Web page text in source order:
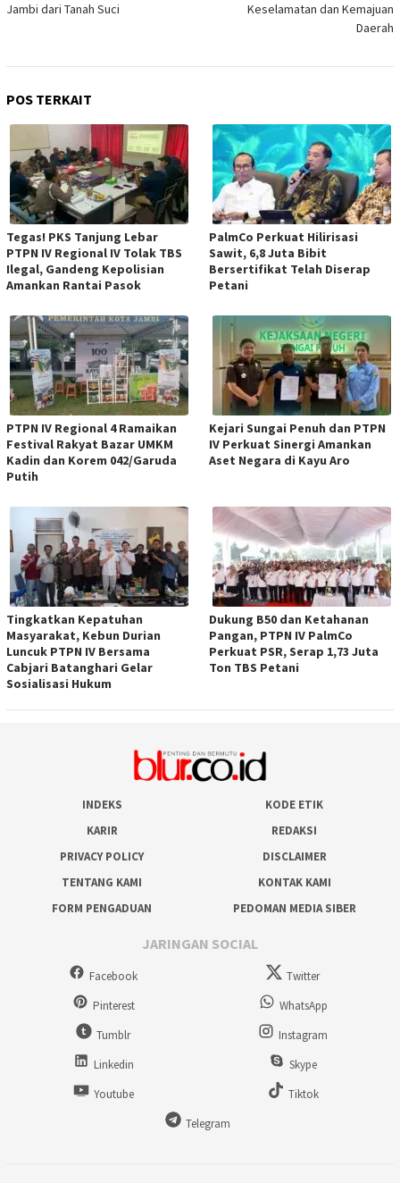
Jambi dari Tanah Suci
Keselamatan dan Kemajuan
Daerah
POS TERKAIT
Tegas! PKS Tanjung Lebar
PTPN IV Regional IV Tolak TBS
Ilegal, Gandeng Kepolisian
Amankan Rantai Pasok
PalmCo Perkuat Hilirisasi
Sawit, 6,8 Juta Bibit
Bersertifikat Telah Diserap
Petani
PTPN IV Regional 4 Ramaikan
Festival Rakyat Bazar UMKM
Kadin dan Korem 042/Garuda
Putih
Kejari Sungai Penuh dan PTPN
IV Perkuat Sinergi Amankan
Aset Negara di Kayu Aro
Tingkatkan Kepatuhan
Masyarakat, Kebun Durian
Luncuk PTPN IV Bersama
Cabjari Batanghari Gelar
Sosialisasi Hukum
Dukung B50 dan Ketahanan
Pangan, PTPN IV PalmCo
Perkuat PSR, Serap 1,73 Juta
Ton TBS Petani
INDEKS
KODE ETIK
KARIR
REDAKSI
PRIVACY POLICY
DISCLAIMER
TENTANG KAMI
KONTAK KAMI
FORM PENGADUAN
PEDOMAN MEDIA SIBER
JARINGAN SOCIAL
Facebook
Twitter
Pinterest
WhatsApp
Tumblr
Instagram
Linkedin
Skype
Youtube
Tiktok
Telegram